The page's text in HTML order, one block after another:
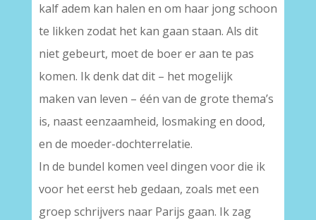
kalf adem kan halen en om haar jong schoon
te likken zodat het kan gaan staan. Als dit
niet gebeurt, moet de boer er aan te pas
komen. Ik denk dat dit – het mogelijk
maken van leven – één van de grote thema’s
is, naast eenzaamheid, losmaking en dood,
en de moeder-dochterrelatie.
In de bundel komen veel dingen voor die ik
voor het eerst heb gedaan, zoals met een
groep schrijvers naar Parijs gaan. Ik zag